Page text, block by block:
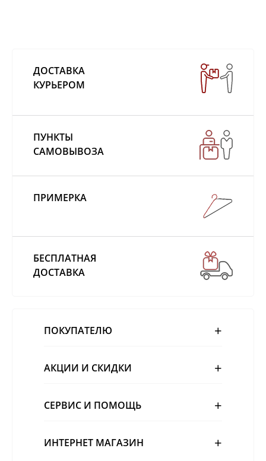
ДОСТАВКА
КУРЬЕРОМ
ПУНКТЫ
САМОВЫВОЗА
ПРИМЕРКА
БЕСПЛАТНАЯ
ДОСТАВКА
ПОКУПАТЕЛЮ
АКЦИИ И СКИДКИ
СЕРВИС И ПОМОЩЬ
ИНТЕРНЕТ МАГАЗИН